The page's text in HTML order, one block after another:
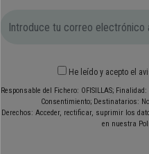
He leído y acepto el
Responsable del Fichero: OFISILLAS;
Consentimiento; Destinatarios:
Derechos: Acceder, rectificar, suprimir los
en nuestra